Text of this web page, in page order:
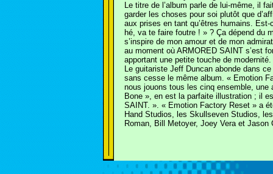
Le titre de l’album parle de lui-même, il
garder les choses pour soi plutôt que
aux prises en tant qu’êtres humains.
hé, va te faire foutre ! » ? Ça dépend du
s’inspire de mon amour et de mon
au moment où ARMORED SAINT s’est
apportant une petite touche de modernité.
Le guitariste Jeff Duncan abonde dans
sans cesse le même album. « Emotion
nous jouons tous les cinq ensemble,
Bone », en est la parfaite illustration ; il
SAINT. ». « Emotion Factory Reset » a
Hand Studios, les Skullseven Studios,
Roman, Bill Metoyer, Joey Vera et